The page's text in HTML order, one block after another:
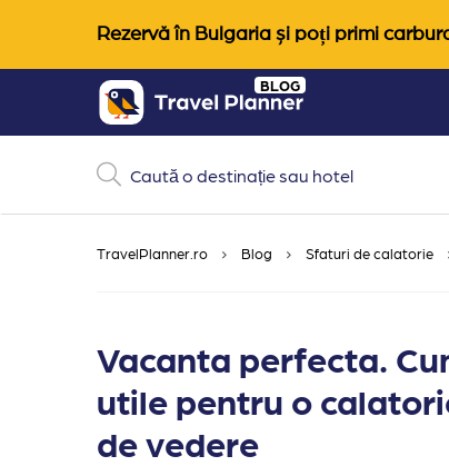
Rezervă în Bulgaria și poți primi
content
BLOG
TravelPlanner.ro Blog Sfaturi de calatorie
Vacanta perfecta.
utile pentru o
de vedere